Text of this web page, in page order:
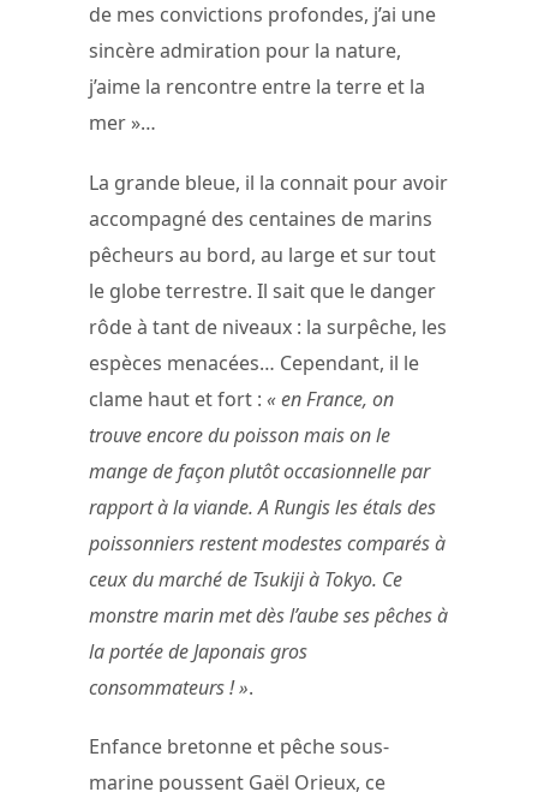
de mes convictions profondes, j’ai une
sincère admiration pour la nature,
j’aime la rencontre entre la terre et la
mer »…
La grande bleue, il la connait pour avoir
accompagné des centaines de marins
pêcheurs au bord, au large et sur tout
le globe terrestre. Il sait que le danger
rôde à tant de niveaux : la surpêche, les
espèces menacées… Cependant, il le
clame haut et fort : « en France, on
trouve encore du poisson mais on le
mange de façon plutôt occasionnelle par
rapport à la viande. A Rungis les étals des
poissonniers restent modestes comparés à
ceux du marché de Tsukiji à Tokyo. Ce
monstre marin met dès l’aube ses pêches à
la portée de Japonais gros
consommateurs ! ».
Enfance bretonne et pêche sous-
marine poussent Gaël Orieux, ce